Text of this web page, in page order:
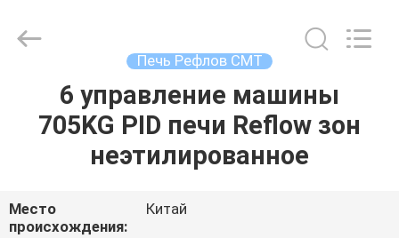
ПРОДУКТЫ
О
AUTOMATION
LIMITED.
Печь Рефлов СМТ
6 управление машины
705KG PID печи Reflow зон
неэтилированное
Место
происхождения:
Китай